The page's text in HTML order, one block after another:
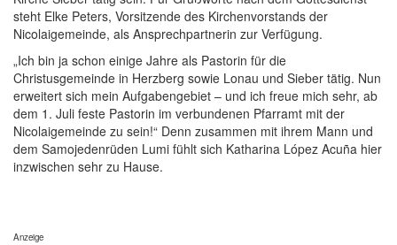
steht Elke Peters, Vorsitzende des Kirchenvorstands der
Nicolaigemeinde, als Ansprechpartnerin zur Verfügung.
„Ich bin ja schon einige Jahre als Pastorin für die
Christusgemeinde in Herzberg sowie Lonau und Sieber tätig. Nun
erweitert sich mein Aufgabengebiet – und ich freue mich sehr, ab
dem 1. Juli feste Pastorin im verbundenen Pfarramt mit der
Nicolaigemeinde zu sein!“ Denn zusammen mit ihrem Mann und
dem Samojedenrüden Lumi fühlt sich Katharina López Acuña hier
inzwischen sehr zu Hause.
Anzeige